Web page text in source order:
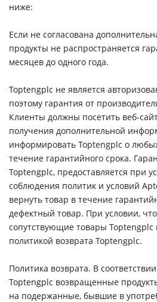
ниже:
Если не согласована
продукты не распространяется
месяцев до одного года.
Toptengplc не является
поэтому гарантия от
Клиенты должны посетить веб-
получения дополнительной
информировать Toptengplc о
течение гарантийного срока.
Toptengplc, предоставляется при
соблюдения политик и условий
вернуть товар в течение
дефектный товар. При условии,
сопутствующие товары Toptengplc
политикой возврата Toptengplc.
Политика возврата. В
Toptengplc возвращенные
на подержанные, бывшие в